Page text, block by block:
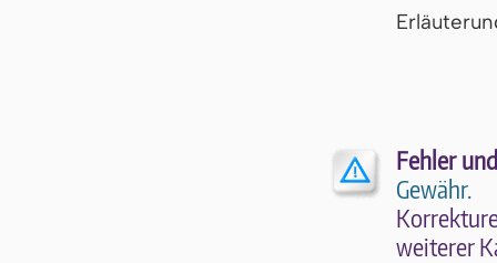
Fehler
Gewähr.
wei­te­rer